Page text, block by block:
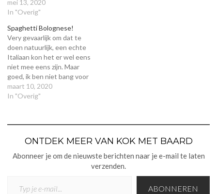
een pot knakworst en wat
broodjes halen, maar met
bult meer liefde maak je
gewoon dikke smokey
whisky hotwings op je BBQ
die…
mei 13, 2020
In "Overig"
Spaghetti Bolognese!
Very gevaarlijk om dat te
doen natuurlijk, een echte
Italiaan kon het er wel eens
niet mee eens zijn. Maar
goed, ik ben niet bang voor
een Italiaan dus laten we
maar gewoon lekker
Macaroni van maken, zelfs
maart 10, 2020
In "Overig"
ONTDEK MEER VAN KOK MET BAARD
Abonneer je om de nieuwste berichten naar je e-mail te laten
verzenden.
ABONNEREN